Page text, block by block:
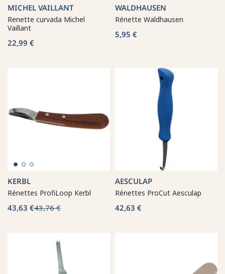
MICHEL VAILLANT
Renette curvada Michel
Vaillant
22,99 €
WALDHAUSEN
Rénette Waldhausen
5,95 €
KERBL
Rénettes ProfiLoop Kerbl
43,63 €43,76 €
AESCULAP
Rénettes ProCut Aesculap
42,63 €